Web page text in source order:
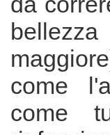
come
come